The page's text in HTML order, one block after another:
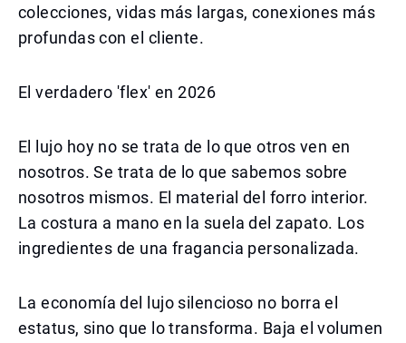
colecciones, vidas más largas, conexiones más
profundas con el cliente.
El verdadero 'flex' en 2026
El lujo hoy no se trata de lo que otros ven en
nosotros. Se trata de lo que sabemos sobre
nosotros mismos. El material del forro interior.
La costura a mano en la suela del zapato. Los
ingredientes de una fragancia personalizada.
La economía del lujo silencioso no borra el
estatus, sino que lo transforma. Baja el volumen